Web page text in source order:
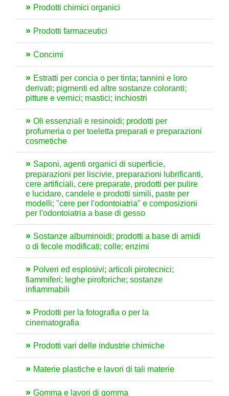
Prodotti chimici organici
Prodotti farmaceutici
Concimi
Estratti per concia o per tinta; tannini e loro
derivati; pigmenti ed altre sostanze coloranti;
pitture e vernici; mastici; inchiostri
Oli essenziali e resinoidi; prodotti per
profumeria o per toeletta preparati e preparazioni
cosmetiche
Saponi, agenti organici di superficie,
preparazioni per liscivie, preparazioni lubrificanti,
cere artificiali, cere preparate, prodotti per pulire
e lucidare, candele e prodotti simili, paste per
modelli; "cere per l'odontoiatria" e composizioni
per l'odontoiatria a base di gesso
Sostanze albuminoidi; prodotti a base di amidi
o di fecole modificati; colle; enzimi
Polveri ed esplosivi; articoli pirotecnici;
fiammiferi; leghe piroforiche; sostanze
infiammabili
Prodotti per la fotografia o per la
cinematografia
Prodotti vari delle industrie chimiche
Materie plastiche e lavori di tali materie
Gomma e lavori di gomma